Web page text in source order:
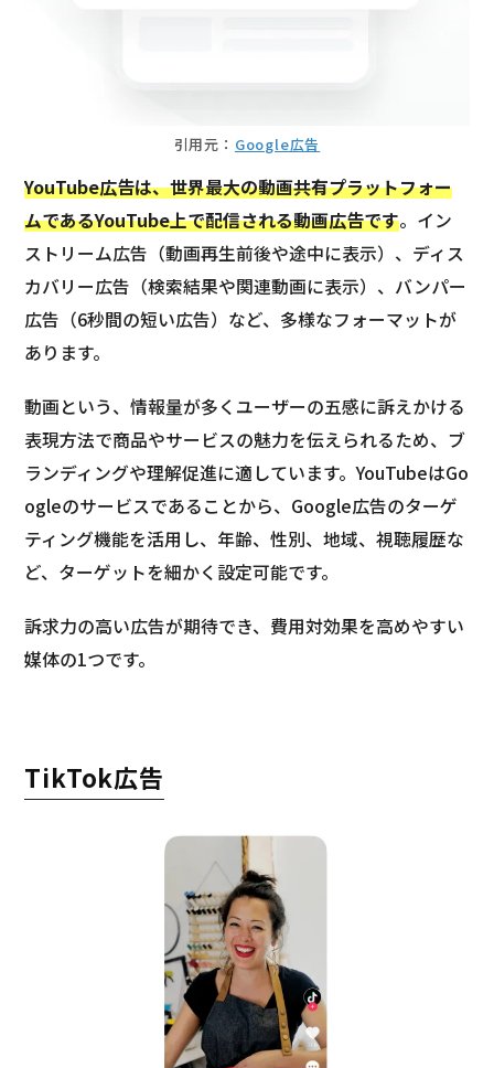
引用元： Google広告
YouTube広告は、世界最大の動画共有プラットフォー
ムであるYouTube上で配信される動画広告です。イン
ストリーム広告（動画再生前後や途中に表示）、ディス
カバリー広告（検索結果や関連動画に表示）、バンパー
広告（6秒間の短い広告）など、多様なフォーマットが
あります。
動画という、情報量が多くユーザーの五感に訴えかける
表現方法で商品やサービスの魅力を伝えられるため、ブ
ランディングや理解促進に適しています。YouTubeはGo
ogleのサービスであることから、Google広告のターゲ
ティング機能を活用し、年齢、性別、地域、視聴履歴な
ど、ターゲットを細かく設定可能です。
訴求力の高い広告が期待でき、費用対効果を高めやすい
媒体の1つです。
TikTok広告